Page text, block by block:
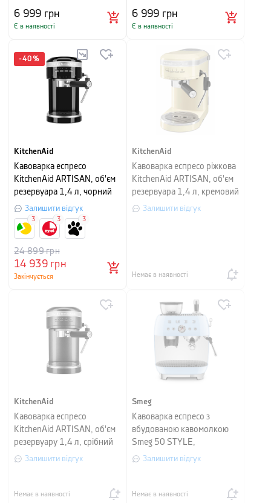
6 999 грн
Є в наявності
6 999 грн
Є в наявності
-40 %
KitchenAid
Кавоварка еспресо
KitchenAid ARTISAN, об'єм
резервуара 1,4 л, чорний
Залишити відгук
14 939грн
24 899грн
Закінчується
3 3 3
KitchenAid
Кавоварка еспресо ріжкова
KitchenAid ARTISAN, об'єм
резервуара 1,4 л, кремовий
Залишити відгук
Немає в наявності
KitchenAid
Кавоварка еспресо
KitchenAid ARTISAN, об'єм
резервуару 1,4 л, срібний
медальйон
Залишити відгук
Немає в наявності
Smeg
Кавоварка еспресо з
вбудованою кавомолкою
Smeg 50 STYLE,
пастельно-блакитний
Залишити відгук
Немає в наявності